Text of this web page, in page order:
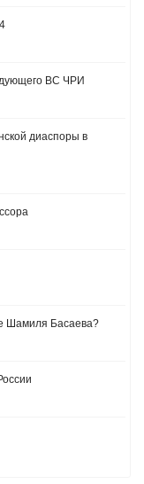
ВС ЧРИ
диаспоры в
Шамиля Басаева?